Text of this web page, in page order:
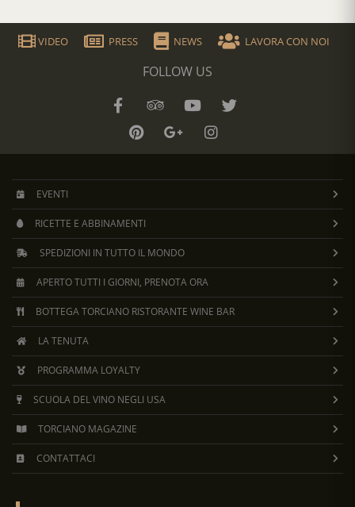
VIDEO PRESS NEWS LAVORA CON NOI
FOLLOW US
EVENTI
RICETTE E ABBINAMENTI
SPEDIZIONI IN TUTTO IL MONDO
APERTO TUTTI I GIORNI, PRENOTA ORA
BOTTEGA TORCIANO RISTORANTE WINE BAR
LA TENUTA
PROGRAMMA LOYALTY
SCUOLA DEL VINO NEGLI USA
TORCIANO MAGAZINE
CONTATTACI